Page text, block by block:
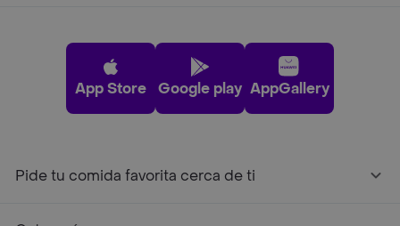
App Store Google play AppGallery
Pide tu comida favorita cerca de ti